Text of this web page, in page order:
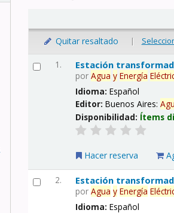
Quitar resaltado |
1. Estación
porAgua y Energía
Idioma:Español
Editor:Buenos Aires:
Disponibilidad: Ítems
Hacer reserva
2. Estación
porAgua y Energía
Idioma:Español